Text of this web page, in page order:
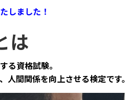
しました！
は
る資格試験。
間関係を向上させる検定です。